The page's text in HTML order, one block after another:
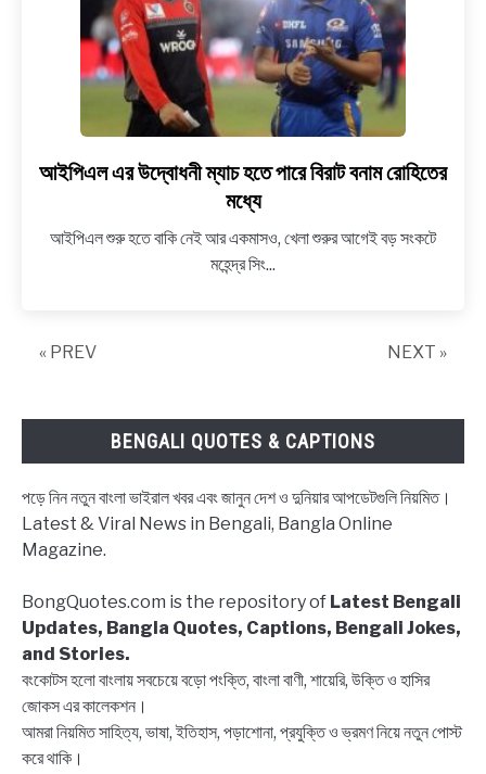
দিন
রেখে
দিল
নার্সিংহোম
কর্তৃপক্ষ
link
to
এর
উদ্বোধনী
রোহিতের
আইপিএল এর উদ্বোধনী ম্যাচ হতে পারে বিরাট বনাম রোহিতের
মধ্যে
আইপিএল শুরু হতে বাকি নেই আর একমাসও, খেলা শুরুর আগেই বড় সংকটে
মহেন্দ্র সিং...
« PREV NEXT »
BENGALI QUOTES & CAPTIONS
পড়ে নিন নতুন বাংলা ভাইরাল খবর এবং জানুন দেশ ও দুনিয়ার আপডেটগুলি নিয়মিত।
Latest & Viral News in Bengali, Bangla Online
Magazine.
BongQuotes.com is the repository of Latest Bengali
Updates, Bangla Quotes, Captions, Bengali Jokes,
and Stories.
বংকোটস হলো বাংলায় সবচেয়ে বড়ো পংক্তি, বাংলা বাণী, শায়েরি, উক্তি ও হাসির
জোকস এর কালেকশন।
আমরা নিয়মিত সাহিত্য, ভাষা, ইতিহাস, পড়াশোনা, প্রযুক্তি ও ভ্রমণ নিয়ে নতুন পোস্ট
করে থাকি।